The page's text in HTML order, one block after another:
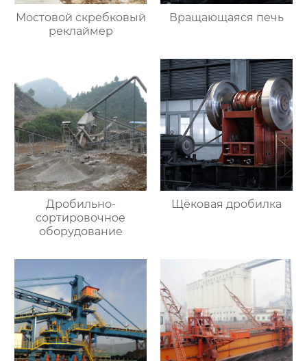
Мостовой скребковый
реклаймер
Вращающаяся печь
Дробильно-
сортировочное
оборудование
Щёковая дробилка